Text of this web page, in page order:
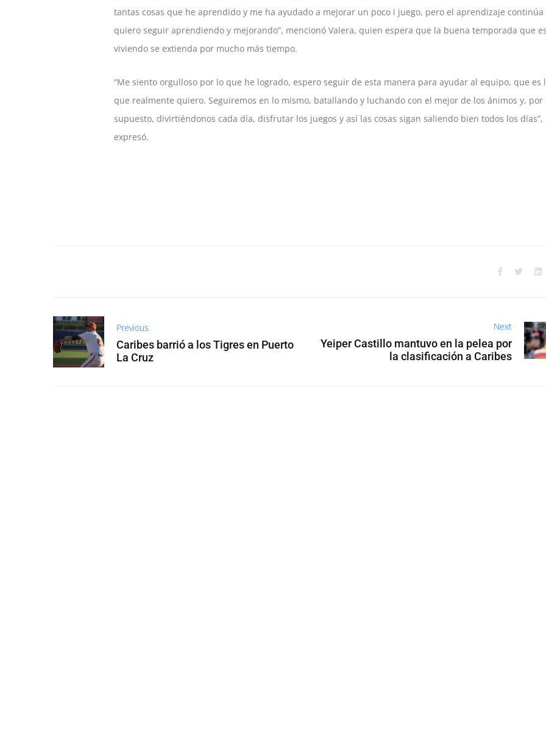
tantas cosas que he aprendido y me ha ayudado a mejorar un poco i juego, pero el aprendizaje continúa
quiero seguir aprendiendo y mejorando”, mencionó Valera, quien espera que la buena temporada que
viviendo se extienda por mucho más tiempo.
“Me siento orgulloso por lo que he logrado, espero seguir de esta manera para ayudar al equipo, que es
que realmente quiero. Seguiremos en lo mismo, batallando y luchando con el mejor de los ánimos y, por
supuesto, divirtiéndonos cada día, disfrutar los juegos y así las cosas sigan saliendo bien todos los días”,
expresó.
Previous
Caribes barrió a los Tigres en Puerto
La Cruz
Next
Yeiper Castillo mantuvo en la pelea por
la clasificación a Caribes